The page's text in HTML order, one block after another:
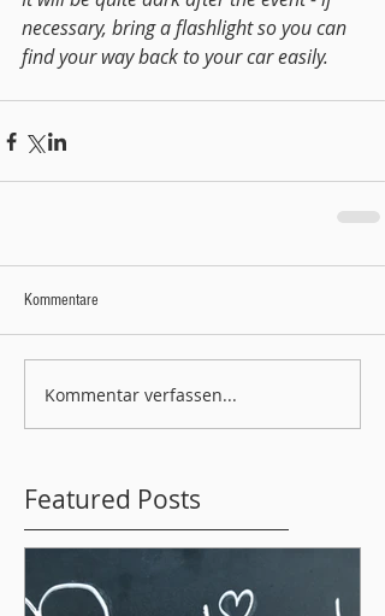
necessary, bring a flashlight so you can
find your way back to your car easily.
Kommentare
Kommentar verfassen...
Featured Posts